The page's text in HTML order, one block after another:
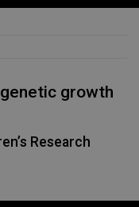
growth
Research